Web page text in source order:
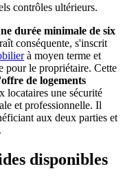
contrôles ultérieurs.
durée minimale de six
conséquente, s'inscrit
à moyen terme et
pour le propriétaire. Cette
de logements
locataires une sécurité
et professionnelle. Il
aux deux parties et
disponibles